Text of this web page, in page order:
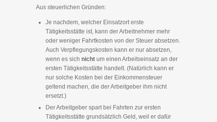
Aus steuerlichen Gründen:
Je nachdem, welcher Einsatzort erste
Tätigkeitsstätte ist, kann der Arbeitnehmer mehr
oder weniger Fahrtkosten von der Steuer absetzen.
Auch Verpflegungskosten kann er nur absetzen,
wenn es sich nicht um einen Arbeitseinsatz an der
ersten Tätigkeitsstätte handelt. (Natürlich kann er
nur solche Kosten bei der Einkommensteuer
geltend machen, die der Arbeitgeber ihm nicht
ersetzt.)
Der Arbeitgeber spart bei Fahrten zur ersten
Tätigkeitsstätte grundsätzlich Geld, weil er dafür